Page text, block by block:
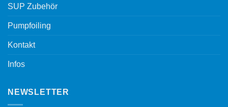
SUP Zubehör
Pumpfoiling
Kontakt
Infos
NEWSLETTER